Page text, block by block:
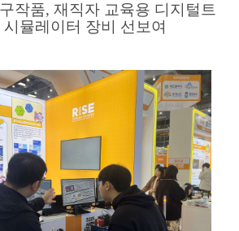
작품,재직자 교육용 디지털트
시뮬레이터 장비 선보여